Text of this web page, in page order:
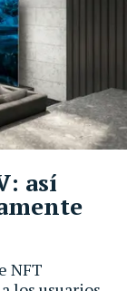
NFT
así